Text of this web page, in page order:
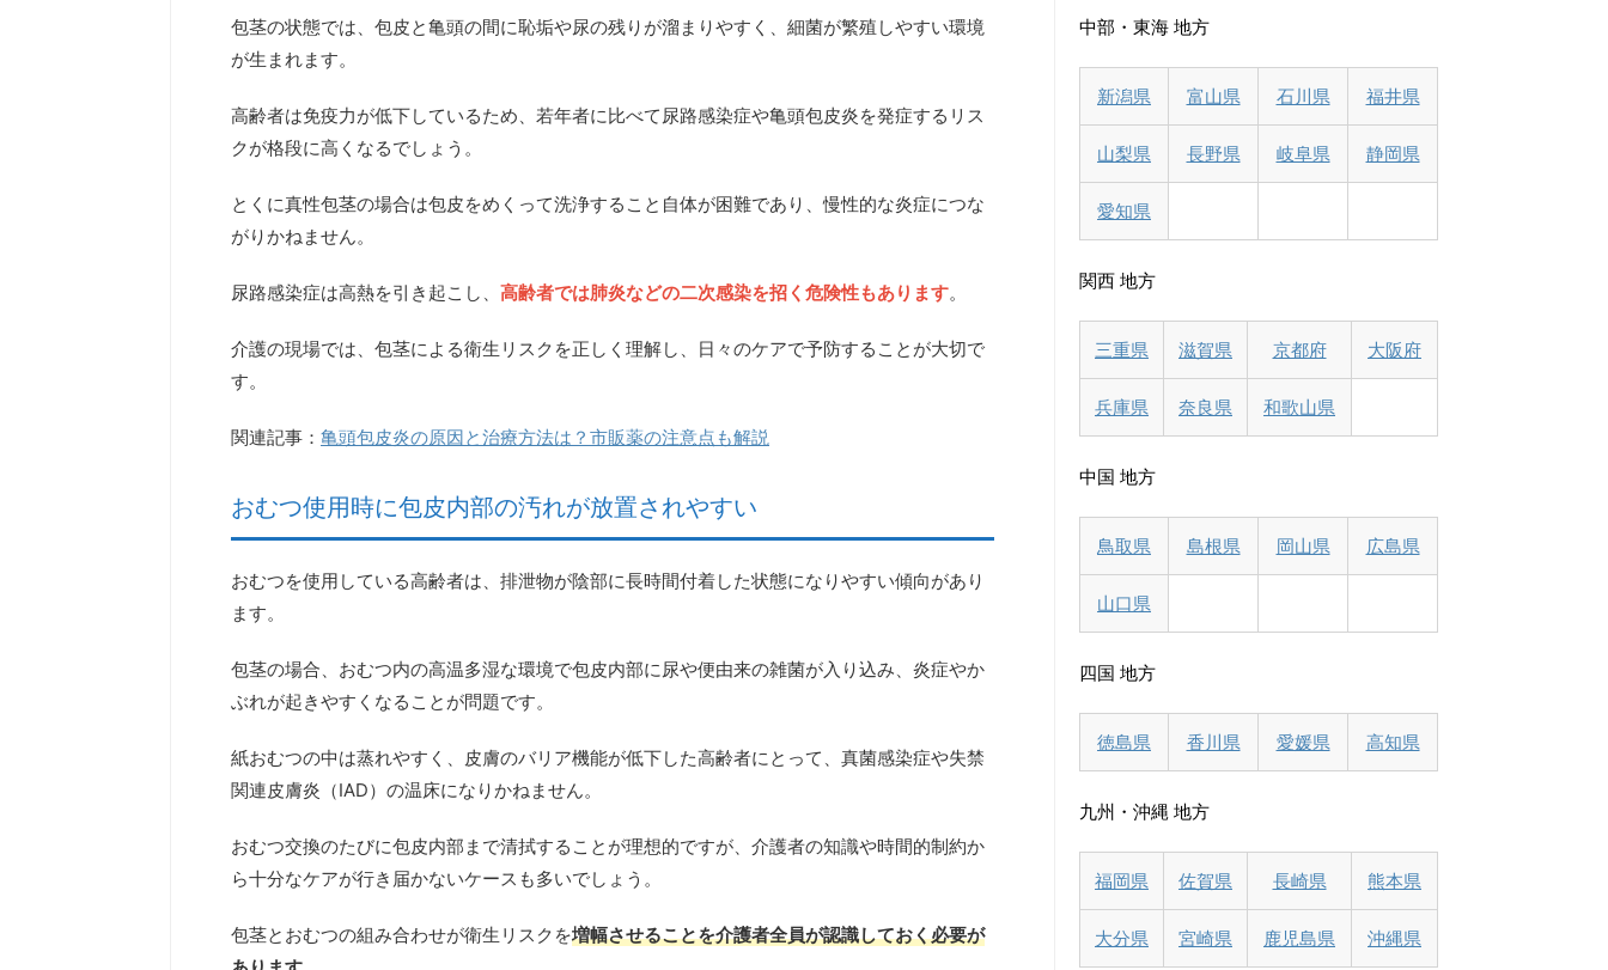
包茎の状態では、包皮と亀頭の間に恥垢や尿の残りが溜まりやすく、細菌が繁殖しやすい環境
が生まれます。
高齢者は免疫力が低下しているため、若年者に比べて尿路感染症や亀頭包皮炎を発症するリス
クが格段に高くなるでしょう。
とくに真性包茎の場合は包皮をめくって洗浄すること自体が困難であり、慢性的な炎症につな
がりかねません。
尿路感染症は高熱を引き起こし、 高齢者では肺炎などの二次感染を招く危険性もあります。
介護の現場では、包茎による衛生リスクを正しく理解し、日々のケアで予防することが大切で
す。
関連記事： 亀頭包皮炎の原因と治療方法は？市販薬の注意点も解説
おむつ使用時に包皮内部の汚れが放置されやすい
おむつを使用している高齢者は、排泄物が陰部に長時間付着した状態になりやすい傾向があり
ます。
包茎の場合、おむつ内の高温多湿な環境で包皮内部に尿や便由来の雑菌が入り込み、炎症やか
ぶれが起きやすくなる ことが問題です。
紙おむつの中は蒸れやすく、皮膚のバリア機能が低下した高齢者にとって、真菌感染症や失禁
関連皮膚炎（IAD）の温床になりかねません。
おむつ交換のたびに包皮内部まで清拭することが理想的ですが、介護者の知識や時間的制約か
ら十分なケアが行き届かないケースも多いでしょう。
包茎とおむつの組み合わせが衛生リスクを増幅させることを介護者全員が認識しておく必要が
中部・東海 地方
新潟県 富山県 石川県 福井県
山梨県 長野県 岐阜県 静岡県
愛知県
関西 地方
三重県 滋賀県 京都府 大阪府
兵庫県 奈良県 和歌山県
中国 地方
鳥取県 島根県 岡山県 広島県
山口県
四国 地方
徳島県 香川県 愛媛県 高知県
九州・沖縄 地方
福岡県 佐賀県 長崎県 熊本県
大分県 宮崎県 鹿児島県 沖縄県